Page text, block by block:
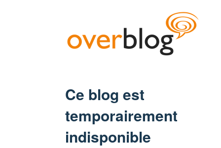
Ce blog est
temporairement
indisponible